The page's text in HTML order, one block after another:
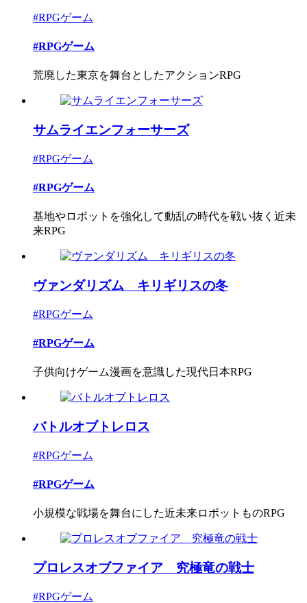
#RPGゲーム
#RPGゲーム
荒廃した東京を舞台としたアクションRPG
サムライエンフォーサーズ
#RPGゲーム
#RPGゲーム
基地やロボットを強化して動乱の時代を戦い抜く近未
来RPG
ヴァンダリズム キリギリスの冬
#RPGゲーム
#RPGゲーム
子供向けゲーム漫画を意識した現代日本RPG
バトルオブトレロス
#RPGゲーム
#RPGゲーム
小規模な戦場を舞台にした近未来ロボットものRPG
プロレスオブファイア 究極竜の戦士
#RPGゲーム